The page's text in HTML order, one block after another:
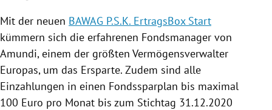
Mit der neuen BAWAG P.S.K. ErtragsBox Start
kümmern sich die erfahrenen Fondsmanager von
Amundi, einem der größten Vermögensverwalter
Europas, um das Ersparte. Zudem sind alle
Einzahlungen in einen Fondssparplan bis maximal
100 Euro pro Monat bis zum Stichtag 31.12.2020